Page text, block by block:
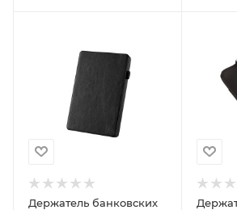
Держатель банковских